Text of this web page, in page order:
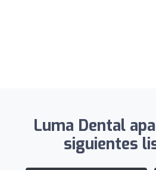
Luma Dental
siguientes